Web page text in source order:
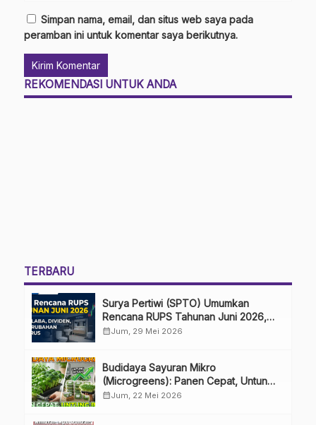
Simpan nama, email, dan situs web saya pada
peramban ini untuk komentar saya berikutnya.
REKOMENDASI UNTUK ANDA
TERBARU
Surya Pertiwi (SPTO) Umumkan
Rencana RUPS Tahunan Juni 2026,
Bahas Penggunaan Laba Hingga
calendar_monthJum, 29 Mei 2026
Budidaya Sayuran Mikro
(Microgreens): Panen Cepat, Untung
Besar
calendar_monthJum, 22 Mei 2026